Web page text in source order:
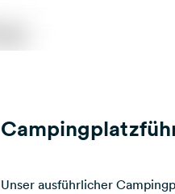
Unser ausführlicher